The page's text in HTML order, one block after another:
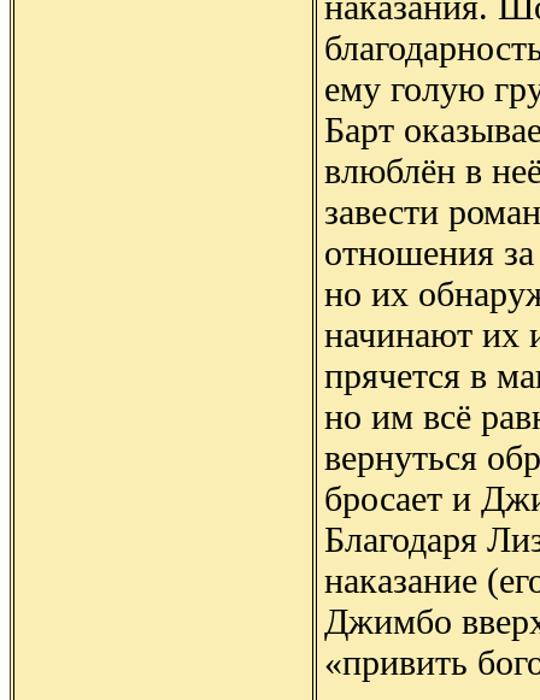
ему голую
Барт
влюблён в
завести
отношения
но их
начинают их
прячется в
но им всё
вернуться
бросает и
Благодаря
наказание
Джимбо
«привить